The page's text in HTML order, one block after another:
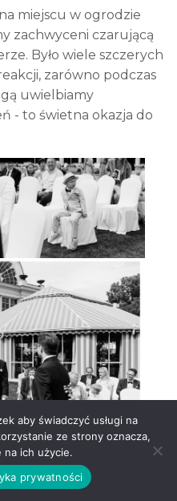
miejscu w ogrodzie
zachwyceni czarującą
Było wiele szczerych
zarówno podczas
uwielbiamy
- to świetna okazja do
aby świadczyć usługi na
ze strony oznacza,
na ich użycie.
prywatności